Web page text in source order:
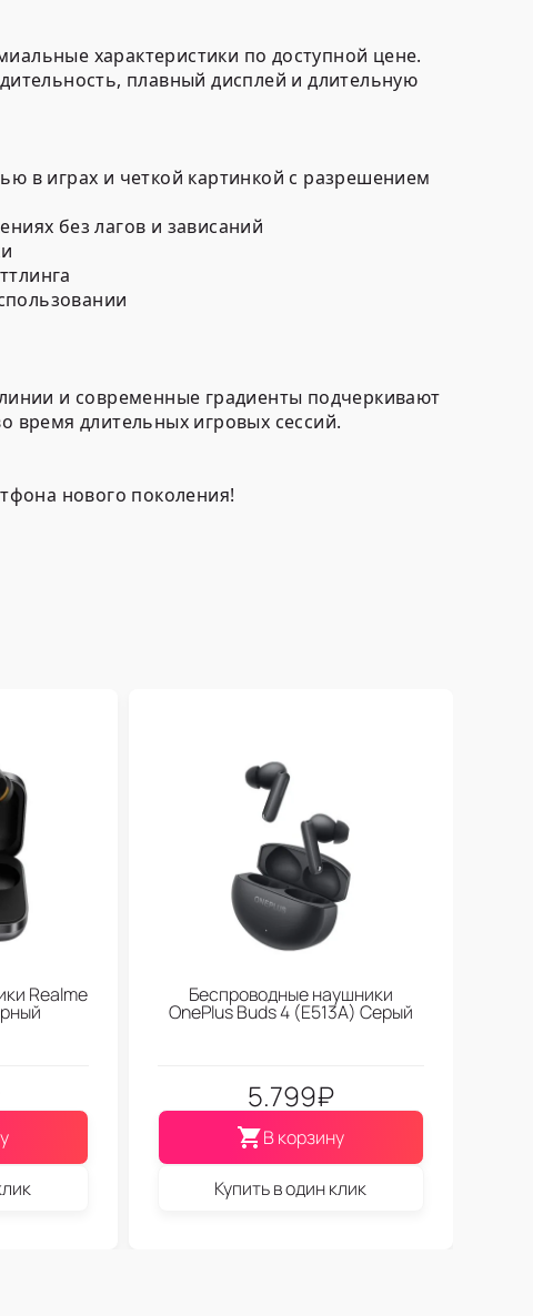
характеристики по доступной цене.
плавный дисплей и длительную
в играх и четкой картинкой с разрешением
без лагов и зависаний
и современные градиенты подчеркивают
время длительных игровых сессий.
нового поколения!
Realme Беспроводные наушники
OnePlus Buds 4 (E513A) Серый
5.799₽
В корзину
Купить в один клик